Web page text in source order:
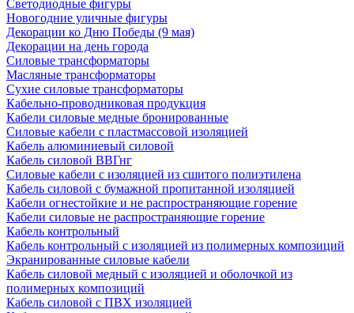
Светодиодные фигуры
Новогодние уличные фигуры
Декорации ко Дню Победы (9 мая)
Декорации на день города
Силовые трансформаторы
Масляные трансформаторы
Сухие силовые трансформаторы
Кабельно-проводниковая продукция
Кабели силовые медные бронированные
Силовые кабели с пластмассовой изоляцией
Кабель алюминиевый силовой
Кабель силовой ВВГнг
Силовые кабели с изоляцией из сшитого полиэтилена
Кабель силовой с бумажной пропитанной изоляцией
Кабели огнестойкие и не распространяющие горение
Кабели силовые не распространяющие горение
Кабель контрольный
Кабель контрольный с изоляцией из полимерных композиций
Экранированные силовые кабели
Кабель силовой медный с изоляцией и оболочкой из
полимерных композиций
Кабель силовой с ПВХ изоляцией